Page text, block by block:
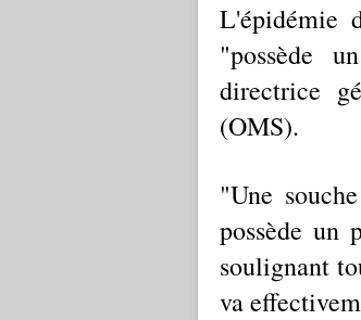
L'épidémie
"possède
directrice
(OMS).
"Une
possède un
soulignant
va